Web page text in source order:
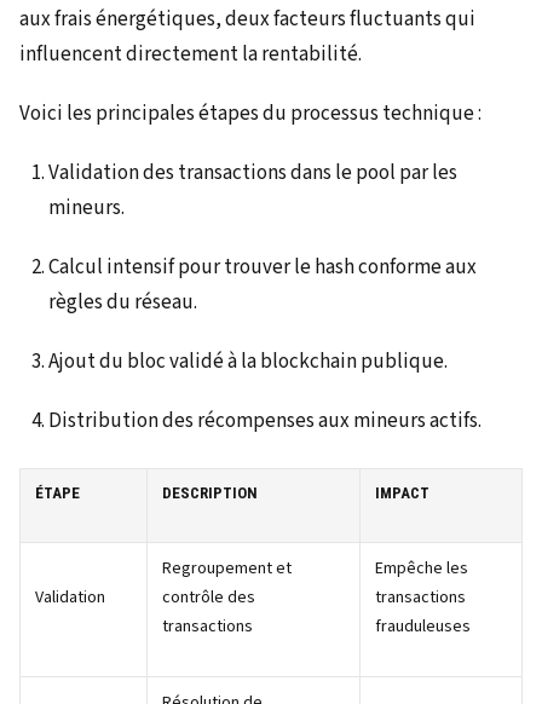
aux frais énergétiques, deux facteurs fluctuants qui
influencent directement la rentabilité.
Voici les principales étapes du processus technique :
Validation des transactions dans le pool par les
mineurs.
Calcul intensif pour trouver le hash conforme aux
règles du réseau.
Ajout du bloc validé à la blockchain publique.
Distribution des récompenses aux mineurs actifs.
ÉTAPE DESCRIPTION IMPACT
Validation
Regroupement et
contrôle des
transactions
Empêche les
transactions
frauduleuses